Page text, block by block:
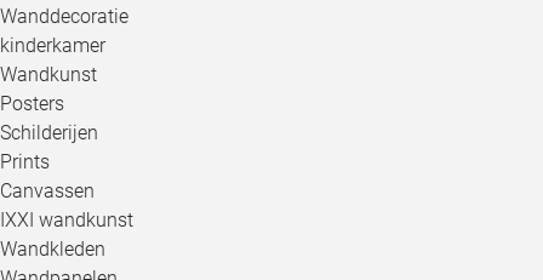
Wanddecoratie
kinderkamer
Wandkunst
Posters
Schilderijen
Prints
Canvassen
IXXI wandkunst
Wandkleden